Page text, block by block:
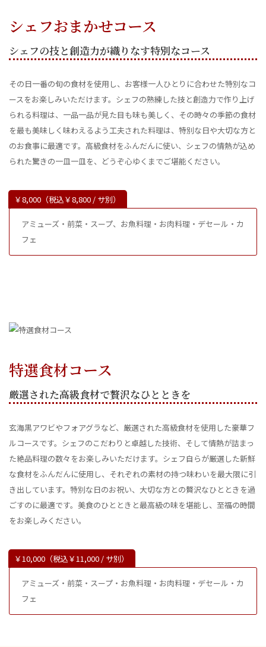
シェフおまかせコース
シェフの技と創造力が織りなす特別なコース
その日一番の旬の食材を使用し、お客様一人ひとりに合わせた特別なコ
ースをお楽しみいただけます。シェフの熟練した技と創造力で作り上げ
られる料理は、一品一品が見た目も味も美しく、その時々の季節の食材
を最も美味しく味わえるよう工夫された料理は、特別な日や大切な方と
のお食事に最適です。高級食材をふんだんに使い、シェフの情熱が込め
られた驚きの一皿一皿を、どうぞ心ゆくまでご堪能ください。
￥8,000（税込￥8,800 / サ別）
アミューズ・前菜・スープ、お魚料理・お肉料理・デセール・カ
フェ
特選食材コース
厳選された高級食材で贅沢なひとときを
玄海黒アワビやフォアグラなど、厳選された高級食材を使用した豪華フ
ルコースです。シェフのこだわりと卓越した技術、そして情熱が詰まっ
た絶品料理の数々をお楽しみいただけます。シェフ自らが厳選した新鮮
な食材をふんだんに使用し、それぞれの素材の持つ味わいを最大限に引
き出しています。特別な日のお祝い、大切な方との贅沢なひとときを過
ごすのに最適です。美食のひとときと最高級の味を堪能し、至福の時間
をお楽しみください。
￥10,000（税込￥11,000 / サ別）
アミューズ・前菜・スープ・お魚料理・お肉料理・デセール・カ
フェ